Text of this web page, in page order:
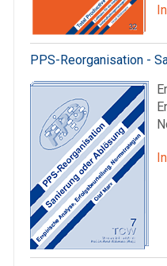
PPS-Reorganisation -